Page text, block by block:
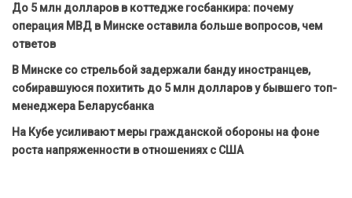
До 5 млн долларов в коттедже госбанкира: почему
операция МВД в Минске оставила больше вопросов, чем
ответов
В Минске со стрельбой задержали банду иностранцев,
собиравшуюся похитить до 5 млн долларов у бывшего топ-
менеджера Беларусбанка
На Кубе усиливают меры гражданской обороны на фоне
роста напряженности в отношениях с США